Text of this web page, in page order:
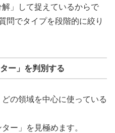
」して捉えているからで
問でタイプを段階的に絞り
ー」を判別する
の領域を中心に使っている
ー」を見極めます。